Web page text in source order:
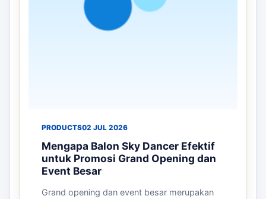
PRODUCTS02 JUL 2026
Mengapa Balon Sky Dancer Efektif
untuk Promosi Grand Opening dan
Event Besar
Grand opening dan event besar merupakan